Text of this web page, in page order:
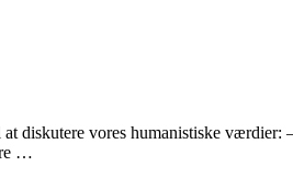
diskutere vores humanistiske
…